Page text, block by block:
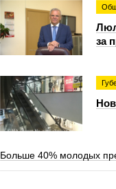
за
Больше 40% молодых